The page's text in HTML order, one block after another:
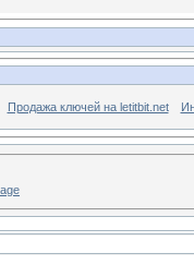
Продажа ключей на letitbit.net